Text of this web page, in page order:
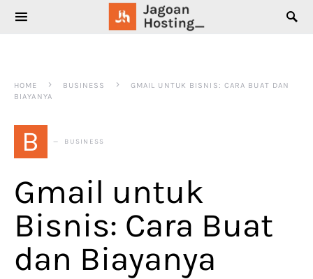
SEARCH FOR:
HOME BUSINESS
GMAIL UNTUK BISNIS: CARA BUAT DAN
BIAYANYA
B BUSINESS
Gmail untuk
Bisnis: Cara Buat
dan Biayanya